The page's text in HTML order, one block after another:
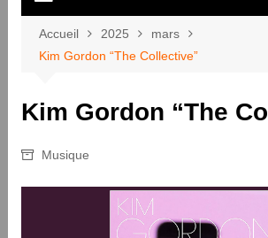
Accueil 2025
mars
Kim Gordon “The Collective”
Kim Gordon “The
Musique